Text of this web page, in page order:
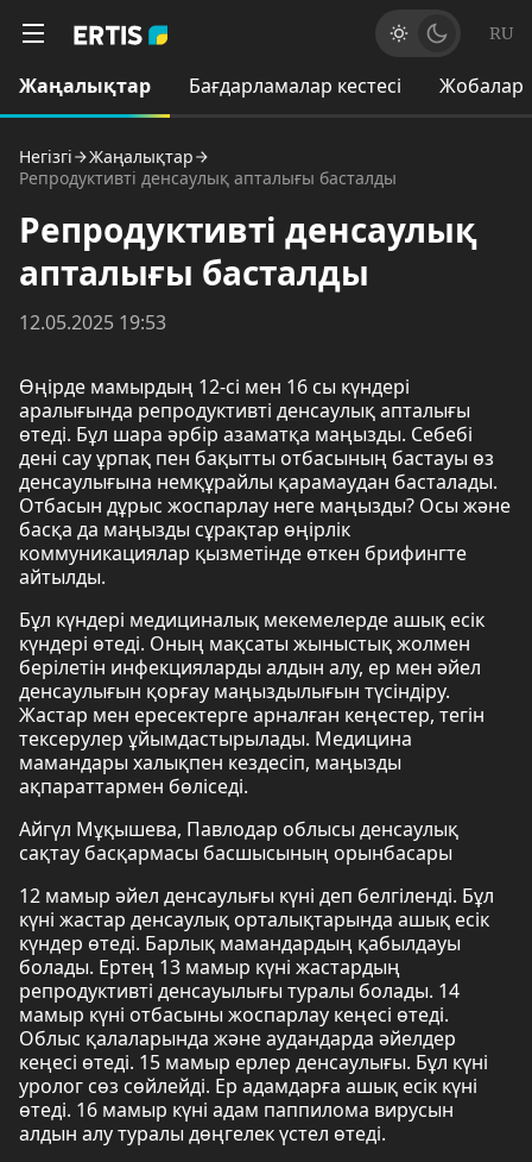
RU
Жаңалықтар Бағдарламалар кестесі Жобалар
Негізгі
Жаңалықтар
Репродуктивті денсаулық апталығы басталды
Репродуктивті денсаулық
апталығы басталды
12.05.2025 19:53
Өңірде мамырдың 12-сі мен 16 сы күндері
аралығында репродуктивті денсаулық апталығы
өтеді. Бұл шара әрбір азаматқа маңызды. Себебі
дені сау ұрпақ пен бақытты отбасының бастауы өз
денсаулығына немқұрайлы қарамаудан басталады.
Отбасын дұрыс жоспарлау неге маңызды? Осы және
басқа да маңызды сұрақтар өңірлік
коммуникациялар қызметінде өткен брифингте
айтылды.
Бұл күндері медициналық мекемелерде ашық есік
күндері өтеді. Оның мақсаты жыныстық жолмен
берілетін инфекцияларды алдын алу, ер мен әйел
денсаулығын қорғау маңыздылығын түсіндіру.
Жастар мен ересектерге арналған кеңестер, тегін
тексерулер ұйымдастырылады. Медицина
мамандары халықпен кездесіп, маңызды
ақпараттармен бөліседі.
Айгүл Мұқышева, Павлодар облысы денсаулық
сақтау басқармасы басшысының орынбасары
12 мамыр әйел денсаулығы күні деп белгіленді. Бұл
күні жастар денсаулық орталықтарында ашық есік
күндер өтеді. Барлық мамандардың қабылдауы
болады. Ертең 13 мамыр күні жастардың
репродуктивті денсауылығы туралы болады. 14
мамыр күні отбасыны жоспарлау кеңесі өтеді.
Облыс қалаларында және аудандарда әйелдер
кеңесі өтеді. 15 мамыр ерлер денсаулығы. Бұл күні
уролог сөз сөйлейді. Ер адамдарға ашық есік күні
өтеді. 16 мамыр күні адам паппилома вирусын
алдын алу туралы дөңгелек үстел өтеді.